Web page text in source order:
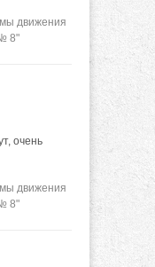
движения
8"
очень
движения
8"